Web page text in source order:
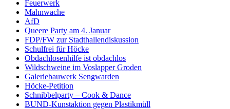
Feuerwerk
Mahnwache
AfD
Queere Party am 4. Januar
FDP/FW zur Stadthallendiskussion
Schulfrei für Höcke
Obdachlosenhilfe ist obdachlos
Wildschweine im Voslapper Groden
Galeriebauwerk Sengwarden
Höcke-Petition
Schnibbelparty – Cook & Dance
BUND-Kunstaktion gegen Plastikmüll